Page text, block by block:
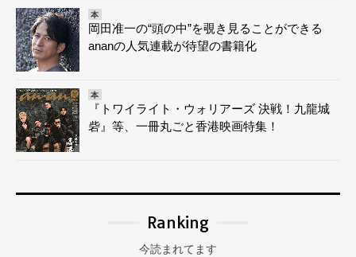
本
岡田准一の“頭の中”を覗き見ることができる
ananの人気連載が待望の書籍化
本
『トワイライト・ウォリアーズ 決戦！九龍城
砦』等、一冊丸ごと香港映画特集！
Ranking
今読まれてます